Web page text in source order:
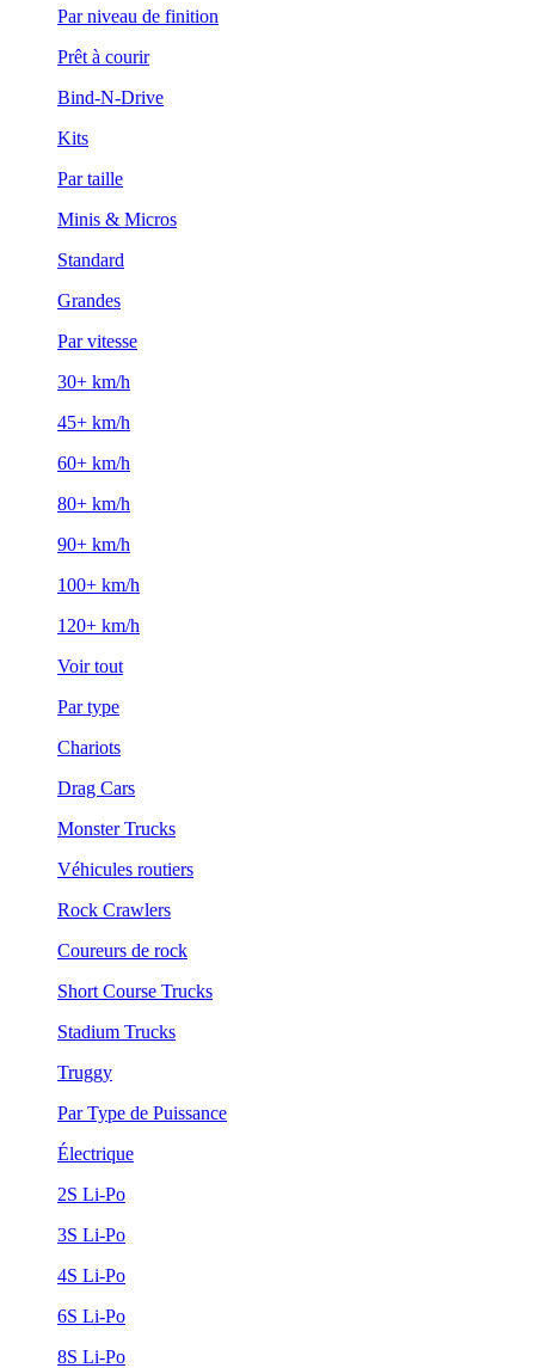
Par niveau de finition
Prêt à courir
Bind-N-Drive
Kits
Par taille
Minis & Micros
Standard
Grandes
Par vitesse
30+ km/h
45+ km/h
60+ km/h
80+ km/h
90+ km/h
100+ km/h
120+ km/h
Voir tout
Par type
Chariots
Drag Cars
Monster Trucks
Véhicules routiers
Rock Crawlers
Coureurs de rock
Short Course Trucks
Stadium Trucks
Truggy
Par Type de Puissance
Électrique
2S Li-Po
3S Li-Po
4S Li-Po
6S Li-Po
8S Li-Po